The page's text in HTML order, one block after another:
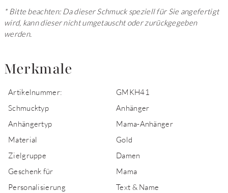
* Bitte beachten: Da dieser Schmuck speziell für Sie angefertigt
wird, kann dieser nicht umgetauscht oder zurückgegeben
werden.
Merkmale
Artikelnummer:
GMKH41
Schmucktyp
Anhänger
Anhängertyp
Mama-Anhänger
Material
Gold
Zielgruppe
Damen
Geschenk für
Mama
Personalisierung
Text & Name